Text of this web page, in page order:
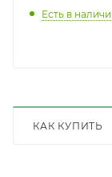
Есть в
КАК КУПИТЬ